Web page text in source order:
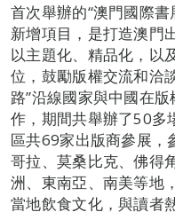
首次舉辦的“澳門國際
新增項目，是打造澳門
以主題化、精品化，以
位，鼓勵版權交流和洽
路”沿線國家與中國在
作，期間共舉辦了50多
區共69家出版商參展，
哥拉、莫桑比克、佛得
洲、東南亞、南美等地
當地飲食文化，與讀者